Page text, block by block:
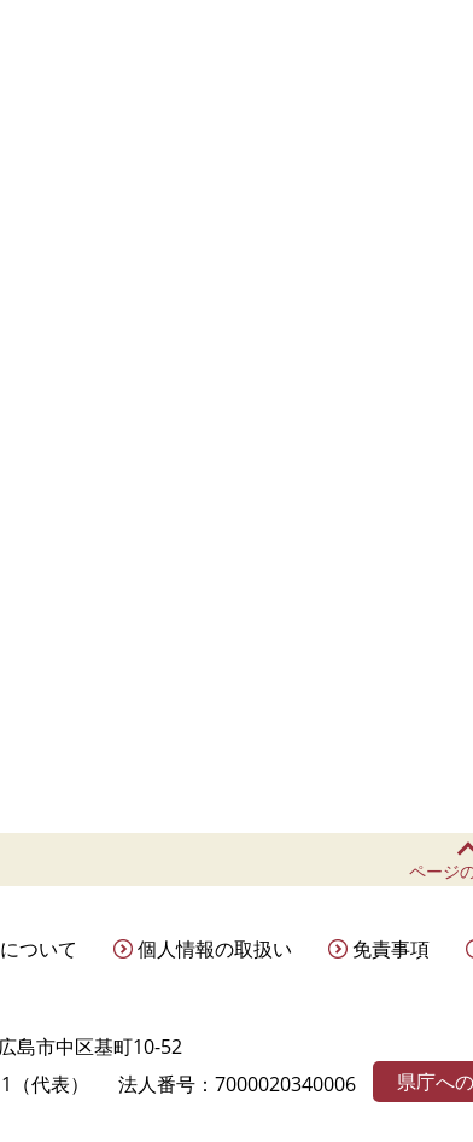
ページ
ついて 個人情報の取扱い 免責事項
島市中区基町10-52
代表）
法人番号：7000020340006 県庁へ